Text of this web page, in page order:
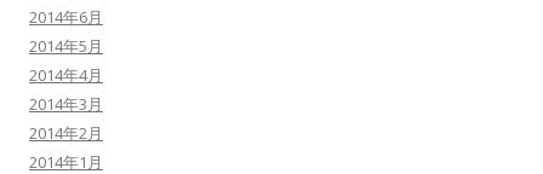
2014年6月
2014年5月
2014年4月
2014年3月
2014年2月
2014年1月